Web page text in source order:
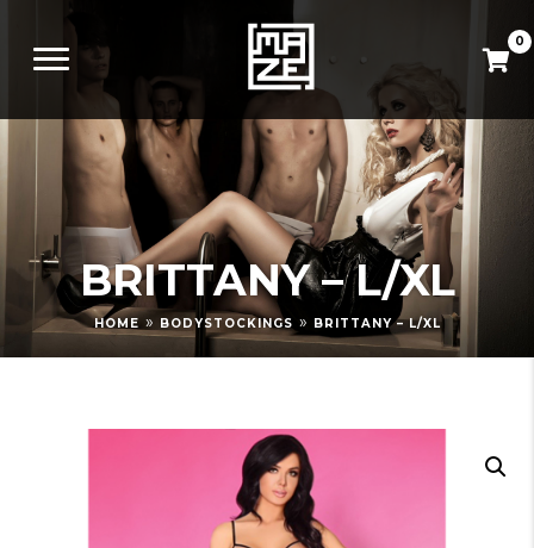
0
BRITTANY – L/XL
HOME » BODYSTOCKINGS » BRITTANY – L/XL